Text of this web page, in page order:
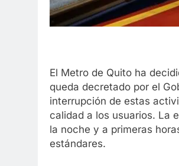
El Metro de Quito ha
queda decretado por el
interrupción de estas
calidad a los usuarios. La
la noche y a primeras
estándares.